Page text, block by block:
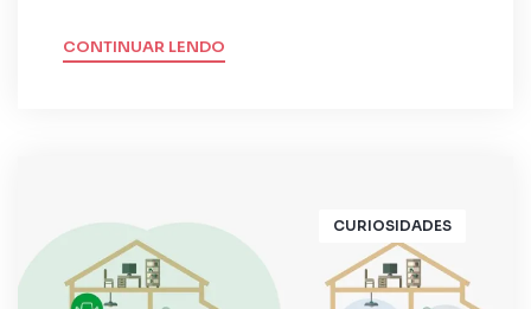
CONTINUAR LENDO
CURIOSIDADES